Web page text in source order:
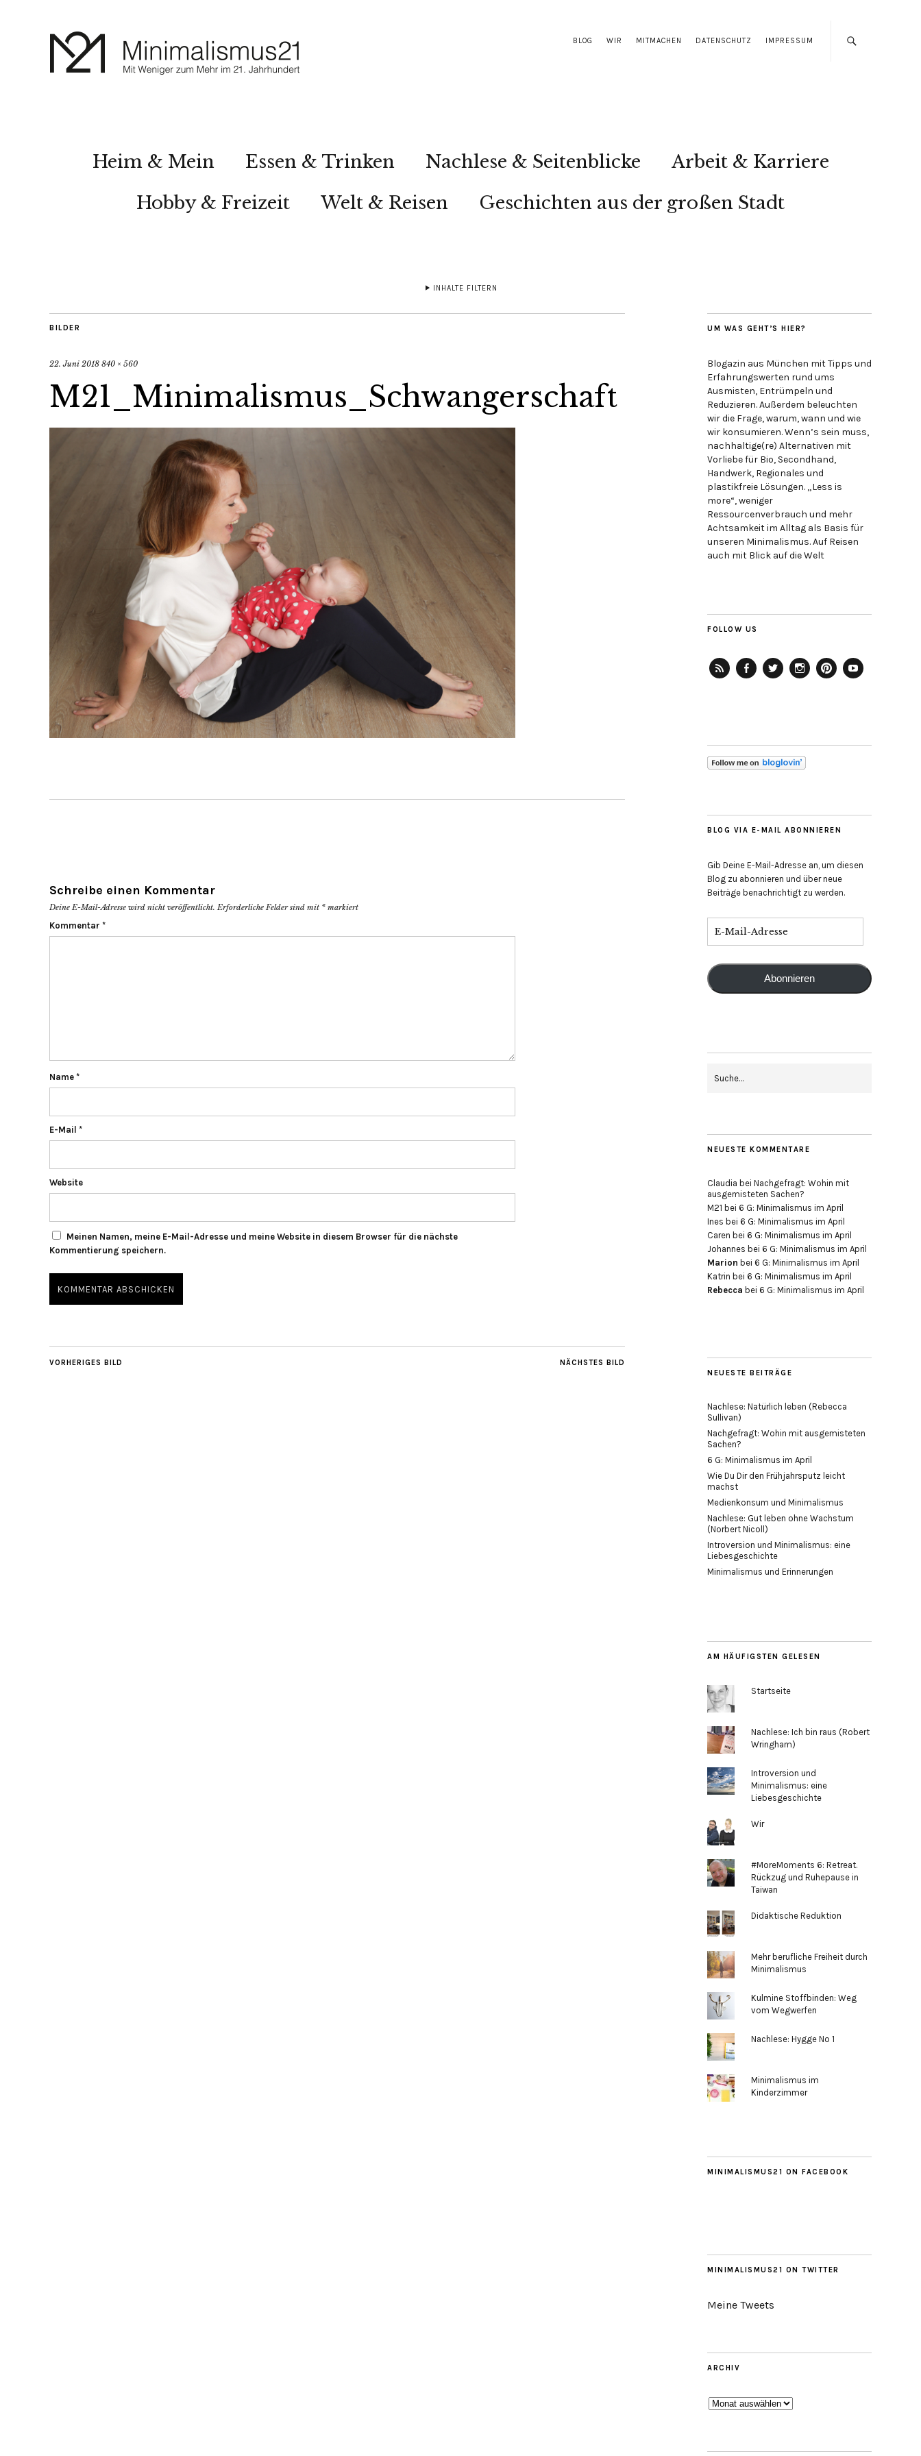
BLOG WIR MITMACHEN DATENSCHUTZ IMPRESSUM
Heim & Mein Essen & Trinken Nachlese & Seitenblicke
Arbeit & Karriere
Hobby & Freizeit
Welt & Reisen Geschichten aus der großen Stadt
INHALTE FILTERN
BILDER
22. Juni 2018 840 × 560
M21_Minimalismus_Schwangerschaft
Schreibe einen Kommentar
Deine E-Mail-Adresse wird nicht veröffentlicht. Erforderliche Felder sind mit * markiert
Kommentar *
Name *
E-Mail *
Website
Meinen Namen, meine E-Mail-Adresse und meine Website in diesem Browser für die nächste
Kommentierung speichern.
NÄCHSTES BILD
VORHERIGES BILD
UM WAS GEHT’S HIER?
Blogazin aus München mit Tipps und
Erfahrungswerten rund ums
Ausmisten, Entrümpeln und
Reduzieren. Außerdem beleuchten
wir die Frage, warum, wann und wie
wir konsumieren. Wenn’s sein muss,
nachhaltige(re) Alternativen mit
Vorliebe für Bio, Secondhand,
Handwerk, Regionales und
plastikfreie Lösungen. „Less is
more“, weniger
Ressourcenverbrauch und mehr
Achtsamkeit im Alltag als Basis für
unseren Minimalismus. Auf Reisen
auch mit Blick auf die Welt
FOLLOW US
BLOG VIA E-MAIL ABONNIEREN
Gib Deine E-Mail-Adresse an, um diesen
Blog zu abonnieren und über neue
Beiträge benachrichtigt zu werden.
Abonnieren
NEUESTE KOMMENTARE
Claudia bei Nachgefragt: Wohin mit
ausgemisteten Sachen?
M21 bei 6 G: Minimalismus im April
Ines bei 6 G: Minimalismus im April
Caren bei 6 G: Minimalismus im April
Johannes bei 6 G: Minimalismus im April
Marion bei 6 G: Minimalismus im April
Katrin bei 6 G: Minimalismus im April
Rebecca bei 6 G: Minimalismus im April
NEUESTE BEITRÄGE
Nachlese: Natürlich leben (Rebecca
Sullivan)
Nachgefragt: Wohin mit ausgemisteten
Sachen?
6 G: Minimalismus im April
Wie Du Dir den Frühjahrsputz leicht
machst
Medienkonsum und Minimalismus
Nachlese: Gut leben ohne Wachstum
(Norbert Nicoll)
Introversion und Minimalismus: eine
Liebesgeschichte
Minimalismus und Erinnerungen
AM HÄUFIGSTEN GELESEN
Startseite
Nachlese: Ich bin raus (Robert
Wringham)
Introversion und
Minimalismus: eine
Liebesgeschichte
Wir
#MoreMoments 6: Retreat.
Rückzug und Ruhepause in
Taiwan
Didaktische Reduktion
Mehr berufliche Freiheit durch
Minimalismus
Kulmine Stoffbinden: Weg
vom Wegwerfen
Nachlese: Hygge No 1
Minimalismus im
Kinderzimmer
MINIMALISMUS21 ON FACEBOOK
MINIMALISMUS21 ON TWITTER
Meine Tweets
ARCHIV
Archiv